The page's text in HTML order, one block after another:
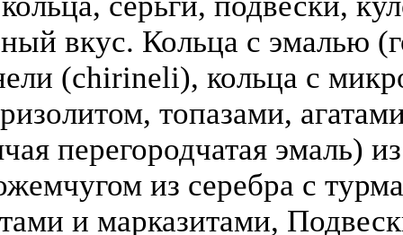
вкус. Кольца с эмалью
(chirineli), кольца с
топазами,
перегородчатая эмаль)
из серебра с
и марказитами,